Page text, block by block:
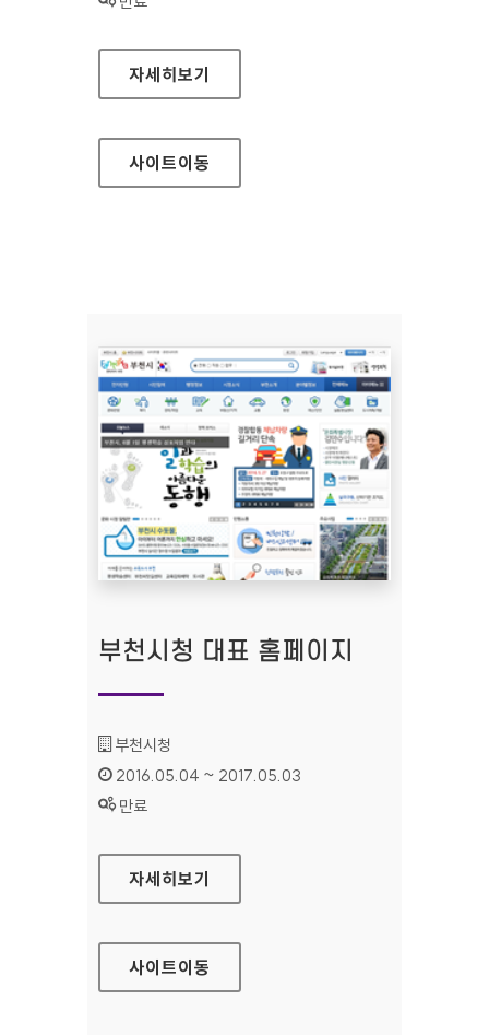
공동주택관리 지원센터 대표 홈페이지
자세히보기
사이트이동
부천시청 대표 홈페이지
기관명 :
부천시청
인증기간 :
2016.05.04 ~ 2017.05.03
상태 :
만료
부천시청 대표 홈페이지
자세히보기
사이트이동